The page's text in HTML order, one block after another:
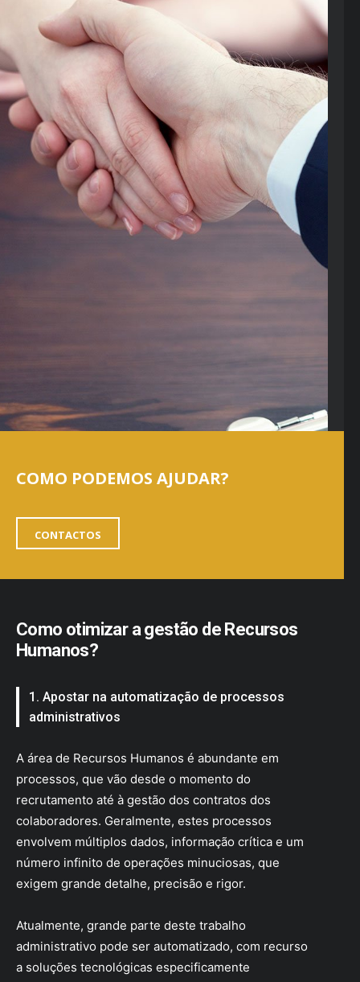
COMO PODEMOS AJUDAR?
CONTACTOS
Como otimizar a gestão de Recursos
Humanos?
1. Apostar na automatização de processos
administrativos
A área de Recursos Humanos é abundante em
processos, que vão desde o momento do
recrutamento até à gestão dos contratos dos
colaboradores. Geralmente, estes processos
envolvem múltiplos dados, informação crítica e um
número infinito de operações minuciosas, que
exigem grande detalhe, precisão e rigor.
Atualmente, grande parte deste trabalho
administrativo pode ser automatizado, com recurso
a soluções tecnológicas especificamente